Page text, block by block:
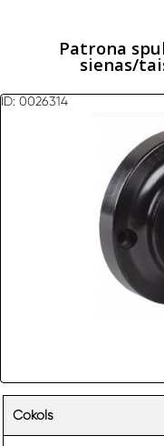
Patrona
sienas/
ID: 0026314
Cokols